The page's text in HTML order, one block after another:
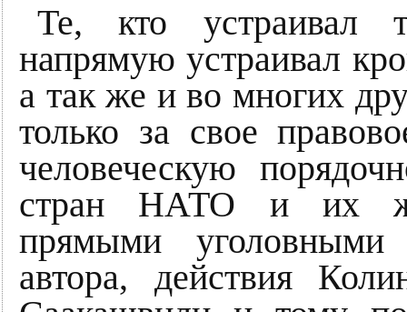
Те, кто устраивал
напрямую устраивал
а так же и во многих
только за свое
человеческую
стран НАТО и их же
прямыми уголовными
автора, действия